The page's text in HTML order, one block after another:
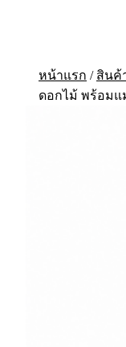
หน้าแรก / สินค้
ดอกไม้ พร้อมแ